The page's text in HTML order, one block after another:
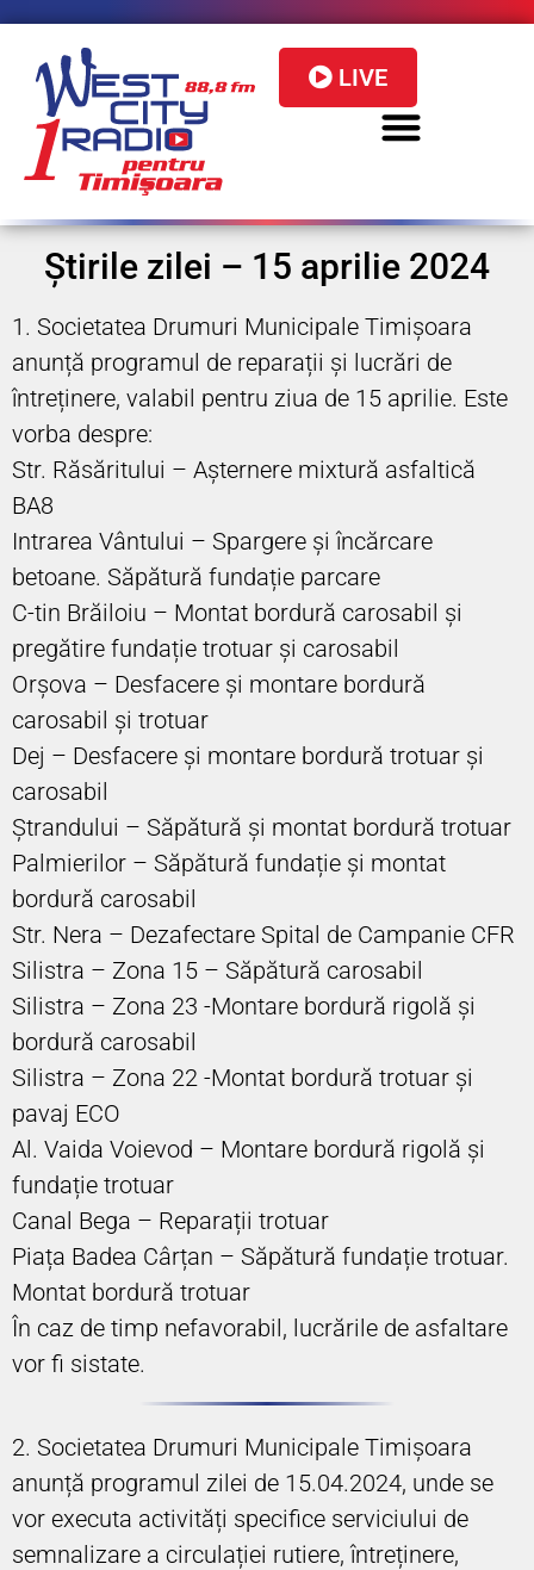
LIVE
Știrile zilei – 15 aprilie 2024
1. Societatea Drumuri Municipale Timișoara
anunță programul de reparații și lucrări de
întreținere, valabil pentru ziua de 15 aprilie. Este
vorba despre:
Str. Răsăritului – Așternere mixtură asfaltică
BA8
Intrarea Vântului – Spargere și încărcare
betoane. Săpătură fundație parcare
C-tin Brăiloiu – Montat bordură carosabil și
pregătire fundație trotuar și carosabil
Orșova – Desfacere și montare bordură
carosabil și trotuar
Dej – Desfacere și montare bordură trotuar și
carosabil
Ștrandului – Săpătură și montat bordură trotuar
Palmierilor – Săpătură fundație și montat
bordură carosabil
Str. Nera – Dezafectare Spital de Campanie CFR
Silistra – Zona 15 – Săpătură carosabil
Silistra – Zona 23 -Montare bordură rigolă și
bordură carosabil
Silistra – Zona 22 -Montat bordură trotuar și
pavaj ECO
Al. Vaida Voievod – Montare bordură rigolă și
fundație trotuar
Canal Bega – Reparații trotuar
Piața Badea Cârțan – Săpătură fundație trotuar.
Montat bordură trotuar
În caz de timp nefavorabil, lucrările de asfaltare
vor fi sistate.
2. Societatea Drumuri Municipale Timișoara
anunță programul zilei de 15.04.2024, unde se
vor executa activități specifice serviciului de
semnalizare a circulației rutiere, întreținere,